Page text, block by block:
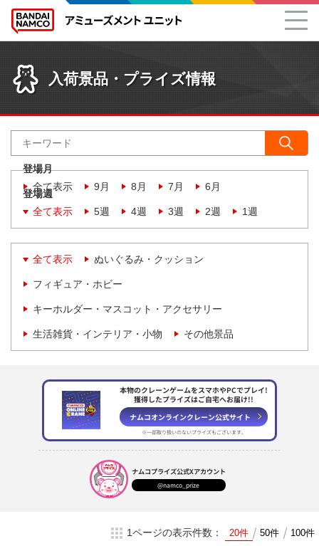
入荷景品・プライズ情報
登場月
全て表示
9月 8月 7月 6月
登場週
全て表示
5週 4週 3週 2週 1週
全て表示 ぬいぐるみ・クッション
フィギュア・ホビー
キーホルダー・マスコット・アクセサリー
生活雑貨・インテリア・小物 その他景品
本物のクレーンゲームをスマホやPCでプレイ!
獲得したプライズはご自宅へお届け!!
ナムコオンラインクレーン公式サイト
※一部取り扱いのないプライズもございます。
ナムコプライズ公式Xアカウント
@namco_prize
1ページの表示件数： 20件 50件 100件